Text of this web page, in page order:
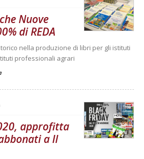
Nuove
di REDA
nella produzione di libri per gli istituti
professionali agrari
approfitta
a Il